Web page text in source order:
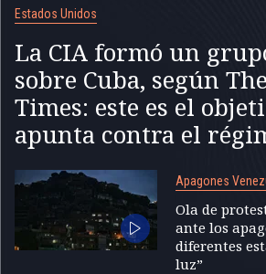
Estados Unidos
La CIA formó un
sobre Cuba, según
Times: este es el
apunta contra el
Apagones
Ola de
ante los
diferentes
luz”